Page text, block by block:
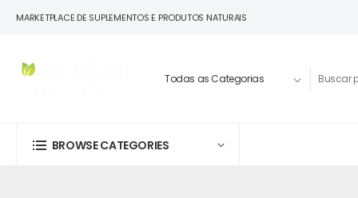
MARKETPLACE DE SUPLEMENTOS E PRODUTOS NATURAIS
BROWSE CATEGORIES